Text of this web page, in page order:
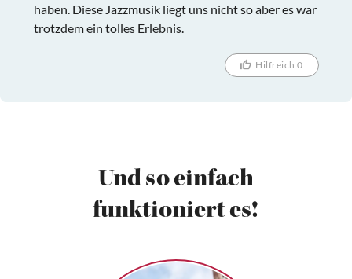
haben. Diese Jazzmusik liegt uns nicht so aber es war
trotzdem ein tolles Erlebnis.
Hilfreich 0
Und so einfach
funktioniert es!